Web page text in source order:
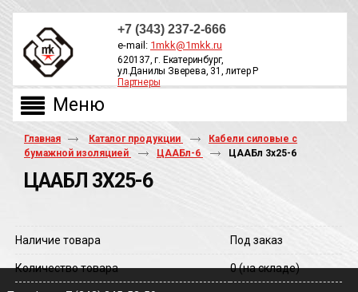
+7 (343) 237-2-666
e-mail: 1mkk@1mkk.ru
620137, г. Екатеринбург,
ул.Данилы Зверева, 31, литер Р
Партнеры
Главная Каталог продукции
Кабели силовые с
бумажной изоляцией
ЦААБл-6 ЦААБл 3х25-6
ЦААБЛ 3Х25-6
Наличие товара Под заказ
Количество товара 0(на складе)